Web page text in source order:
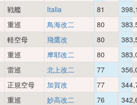
戦艦 Italia 81
重巡 鳥海改二 80
軽空母 飛鷹改 80
重巡 摩耶改二 80
雷巡 北上改二 77
正規空母 加賀改 77
重巡 妙高改二 76